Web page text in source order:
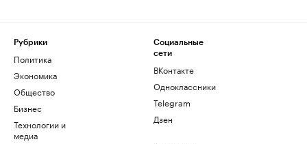
Рубрики
Политика
Экономика
Общество
Бизнес
Технологии и
медиа
Социальные
сети
ВКонтакте
Одноклассники
Telegram
Дзен